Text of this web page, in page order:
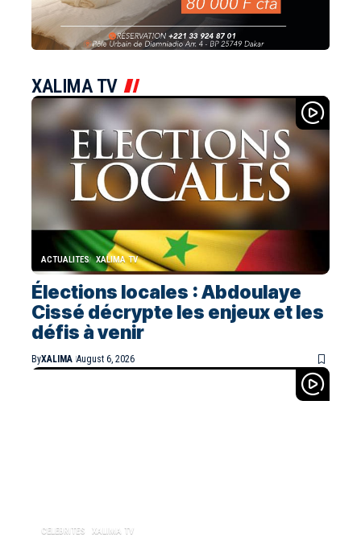
XALIMA TV
ACTUALITES XALIMA TV
Élections locales : Abdoulaye
Cissé décrypte les enjeux et les
défis à venir
ByXALIMA August 6, 2026
CELEBRITES XALIMA TV